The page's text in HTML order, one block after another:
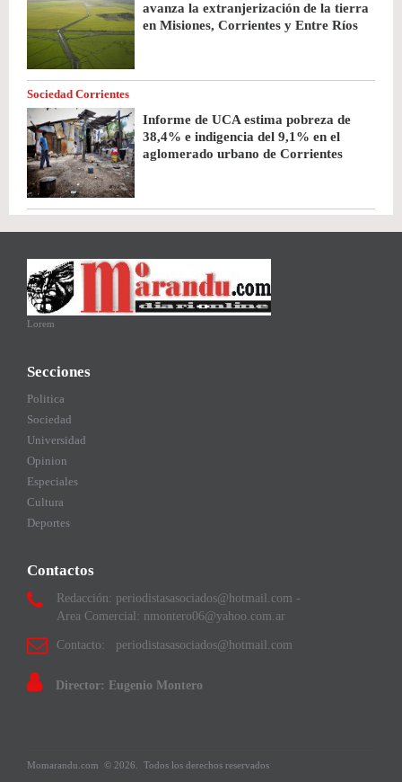
avanza la extranjerización de la tierra
en Misiones, Corrientes y Entre Ríos
Sociedad Corrientes
Informe de UCA estima pobreza de
38,4% e indigencia del 9,1% en el
aglomerado urbano de Corrientes
Lorem
Secciones
Politica
Sociedad
Universidad
Opinion
Especiales
Cultura
Deportes
Contactos
Redacción: periodistasasociados@hotmail.com -
Area Comercial: nmontero06@yahoo.com.ar
Contacto: periodistasasociados@hotmail.com
Director: Eugenio Montero
Momarandu.com © 2026. Todos los derechos reservados